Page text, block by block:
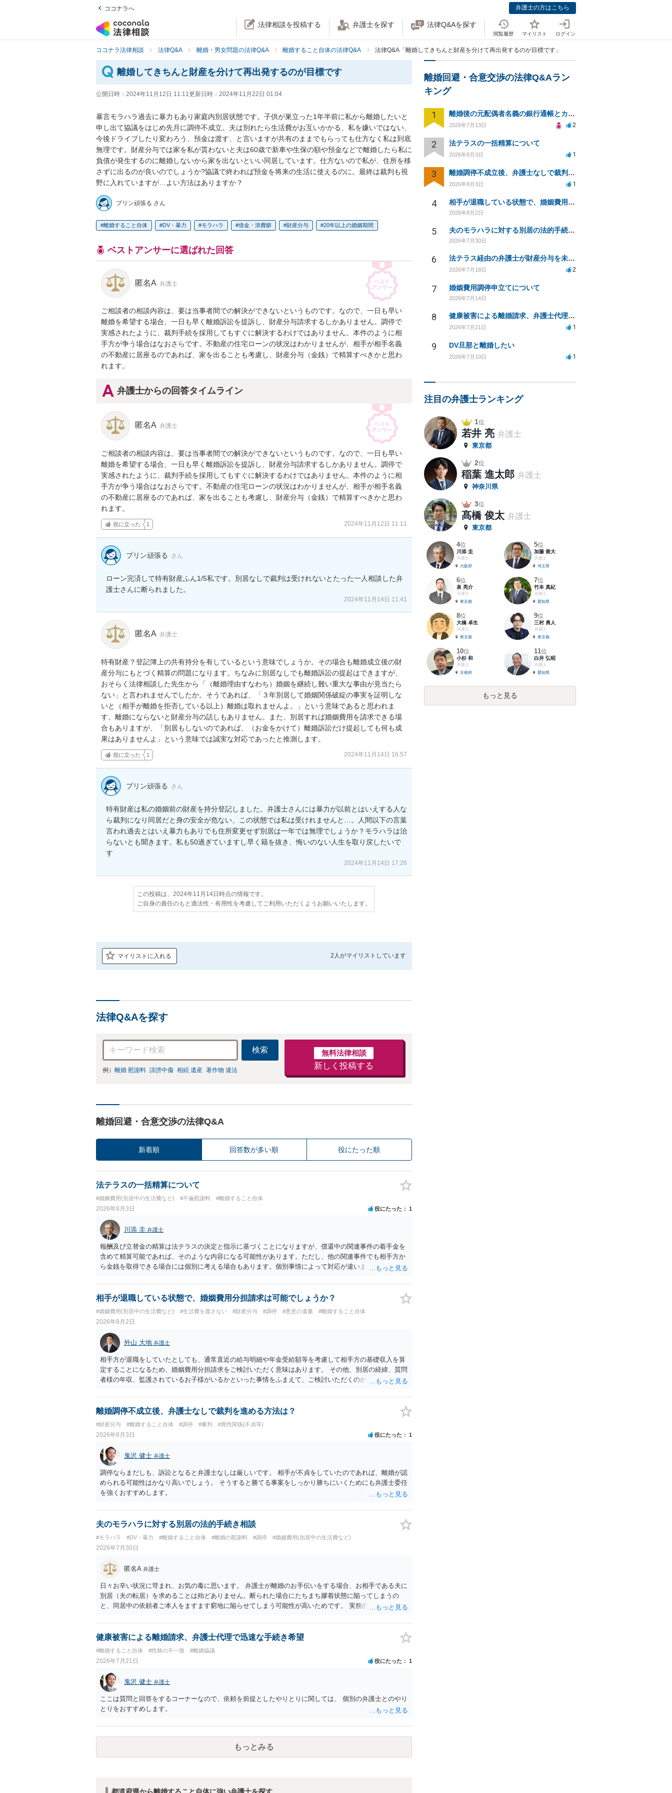
ココナラへ 弁護士の方はこちら
法律相談を投稿する 弁護士を探す 法律Q&Aを探す
閲覧履歴 マイリスト ログイン
ココナラ法律相談 法律Q&A 離婚・男女問題の法律Q&A 離婚すること自体の法律Q&A 法律Q&A「離婚してきちんと財産を分けて再出発するのが目標です」
離婚してきちんと財産を分けて再出発するのが目標です
公開日時： 2024年11月12日 11:11更新日時： 2024年11月22日 01:04
暴言モラハラ過去に暴力もあり家庭内別居状態です。子供が巣立った1年半前に私から離婚したいと
申し出て協議をはじめ先月に調停不成立。夫は別れたら生活費がお互いかかる、私を嫌いではない、
今後ドライブしたり変わろう、預金は渡す、と言いますが共有のままでもらっても仕方なく私は到底
無理です。財産分与では家を私が貰わないと夫は60歳で新車や生保の額や預金などで離婚したら私に
負債が発生するのに離婚しないから家を出ないといい同居しています。仕方ないので私が、住所を移
さずに出るのが良いのでしょうか?協議で終われば預金を将来の生活に使えるのに。最終は裁判も視
野に入れていますが…よい方法はありますか？
プリン頑張る さん
離婚すること自体 DV・暴力 モラハラ 借金・浪費癖 財産分与 20年以上の婚姻期間
ベストアンサーに選ばれた回答
匿名A 弁護士
ご相談者の相談内容は、要は当事者間での解決ができないというものです。なので、一日も早い
離婚を希望する場合、一日も早く離婚訴訟を提訴し、財産分与請求するしかありません。調停で
実感されたように、裁判手続を採用してもすぐに解決するわけではありません。本件のように相
手方が争う場合はなおさらです。不動産の住宅ローンの状況はわかりませんが、相手が相手名義
の不動産に居座るのであれば、家を出ることも考慮し、財産分与（金銭）で精算すべきかと思わ
れます。
弁護士からの回答タイムライン
匿名A 弁護士
ご相談者の相談内容は、要は当事者間での解決ができないというものです。なので、一日も早い
離婚を希望する場合、一日も早く離婚訴訟を提訴し、財産分与請求するしかありません。調停で
実感されたように、裁判手続を採用してもすぐに解決するわけではありません。本件のように相
手方が争う場合はなおさらです。不動産の住宅ローンの状況はわかりませんが、相手が相手名義
の不動産に居座るのであれば、家を出ることも考慮し、財産分与（金銭）で精算すべきかと思わ
れます。
役に立った 1 2024年11月12日 11:11
プリン頑張る さん
ローン完済して特有財産ふん1/5私です。別居なしで裁判は受けれないとたった一人相談した弁
護士さんに断られました。
2024年11月14日 11:41
匿名A 弁護士
特有財産？登記簿上の共有持分を有しているという意味でしょうか。その場合も離婚成立後の財
産分与にもとづく精算の問題になります。ちなみに別居なしでも離婚訴訟の提起はできますが、
おそらく法律相談した先生から「（離婚理由すなわち）婚姻を継続し難い重大な事由が見当たら
ない」と言われませんでしたか。そうであれば、「３年別居して婚姻関係破綻の事実を証明しな
いと（相手が離婚を拒否している以上）離婚は取れませんよ。」という意味であると思われま
す。離婚にならないと財産分与の話しもありません。また、別居すれば婚姻費用を請求できる場
合もありますが、「別居もしないのであれば、（お金をかけて）離婚訴訟だけ提起しても何も成
果はありませんよ」という意味では誠実な対応であったと推測します。
役に立った 1 2024年11月14日 16:57
プリン頑張る さん
特有財産は私の婚姻前の財産を持分登記しました。弁護士さんには暴力が以前とはいえする人な
ら裁判になり同居だと身の安全が危ない、この状態では私は受けれませんと…。人間以下の言葉
言われ過去とはいえ暴力もありでも住所変更せず別居は一年では無理でしょうか？モラハラは治
らないとも聞きます。私も50過ぎていますし早く籍を抜き、悔いのない人生を取り戻したいで
す
2024年11月14日 17:26
この投稿は、2024年11月14日時点の情報です。
ご自身の責任のもと適法性・有用性を考慮してご利用いただくようお願いいたします。
マイリストに入れる 2人がマイリストしています
法律Q&Aを探す
検索
例） 離婚 慰謝料 誹謗中傷 相続 遺産 著作物 違法
無料法律相談
新しく投稿する
離婚回避・合意交渉の法律Q&A
新着順 回答数が多い順 役にたった順
法テラスの一括精算について
#婚姻費用(別居中の生活費など) #不倫慰謝料 #離婚すること自体
2026年8月3日 役にたった 1
川添 圭 弁護士
報酬及び立替金の精算は法テラスの決定と指示に基づくことになりますが、償還中の関連事件の着手金を
含めて精算可能であれば、そのような内容になる可能性があります。ただし、他の関連事件でも相手方か
ら金銭を取得できる場合には個別に考える場合もあります。個別事情によって対応が違いますので、法テ
相手が退職している状態で、婚姻費用分担請求は可能でしょうか？
#婚姻費用(別居中の生活費など) #生活費を渡さない #財産分与 #調停 #悪意の遺棄 #離婚すること自体
2026年8月2日
外山 大地 弁護士
相手方が退職をしていたとしても、通常直近の給与明細や年金受給額等を考慮して相手方の基礎収入を算
定することになるため、婚姻費用分担請求をご検討いただく意味はあります。 その他、別居の経緯、質問
者様の年収、監護されているお子様がいるかといった事情をふまえて、ご検討いただくのが良いかと思い
離婚調停不成立後、弁護士なしで裁判を進める方法は？
#財産分与 #離婚すること自体 #調停 #審判 #異性関係(不貞等)
2026年8月3日 役にたった 1
鬼沢 健士 弁護士
調停ならまだしも、訴訟となると弁護士なしは厳しいです。 相手が不貞をしていたのであれば、離婚が認
められる可能性はかなり高いでしょう。 そうすると勝てる事案をしっかり勝ちにいくためにも弁護士委任
を強くおすすめします。
夫のモラハラに対する別居の法的手続き相談
#モラハラ #DV・暴力 #離婚すること自体 #離婚の慰謝料 #調停 #婚姻費用(別居中の生活費など)
2026年7月30日
匿名A 弁護士
日々お辛い状況に苛まれ、お気の毒に思います。 弁護士が離婚のお手伝いをする場合、お相手である夫に
別居（夫の転居）を求めることは殆どありません。断られた場合にたちまち膠着状態に陥ってしまうの
と、同居中の依頼者ご本人をますます窮地に陥らせてしまう可能性が高いためです。 実務的には、ご相談
健康被害による離婚請求、弁護士代理で迅速な手続き希望
#離婚すること自体 #性格の不一致 #離婚協議
2026年7月21日 役にたった 1
鬼沢 健士 弁護士
ここは質問と回答をするコーナーなので、依頼を前提としたやりとりに関しては、 個別の弁護士とのやり
とりをおすすめします。
もっとみる
離婚回避・合意交渉の法律Q&Aラン
キング
1 離婚後の元配偶者名義の銀行通帳とカードの処分方法について
2026年7月13日 2
2 法テラスの一括精算について
2026年8月3日 1
3 離婚調停不成立後、弁護士なしで裁判を進める方法は？
2026年8月3日 1
4 相手が退職している状態で、婚姻費用分担請求は可能でしょうか？
2026年8月2日
5 夫のモラハラに対する別居の法的手続き相談
2026年7月30日
6 法テラス経由の弁護士が財産分与を未解決のまま放置
2026年7月18日 2
7 婚姻費用調停申立てについて
2026年7月14日
8 健康被害による離婚請求、弁護士代理で迅速な手続き希望
2026年7月21日 1
9 DV旦那と離婚したい
2026年7月10日 1
注目の弁護士ランキング
1位
若井 亮 弁護士
東京都
2位
稲葉 進太郎 弁護士
神奈川県
3位
髙橋 俊太 弁護士
東京都
4位
川添 圭
弁護士
大阪府
5位
加藤 善大
弁護士
埼玉県
6位
泉 亮介
弁護士
東京都
7位
竹本 真紀
弁護士
愛知県
8位
大橋 卓生
弁護士
東京都
9位
三村 勇人
弁護士
東京都
10位
小杉 和
弁護士
京都府
11位
白井 弘昭
弁護士
愛知県
もっと見る